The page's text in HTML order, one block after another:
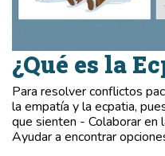
¿Qué es la
Para resolver conflictos
la empatía y la ecpatia,
que sienten - Colaborar en
Ayudar a encontrar